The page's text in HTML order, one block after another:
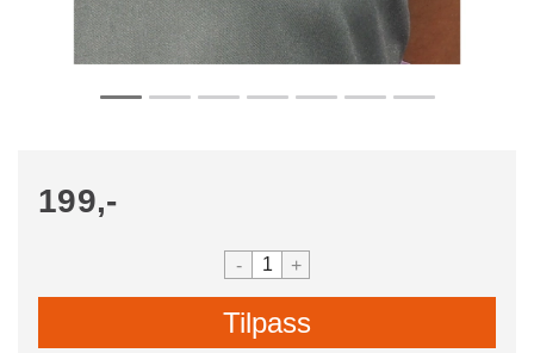
199,-
- +
Tilpass